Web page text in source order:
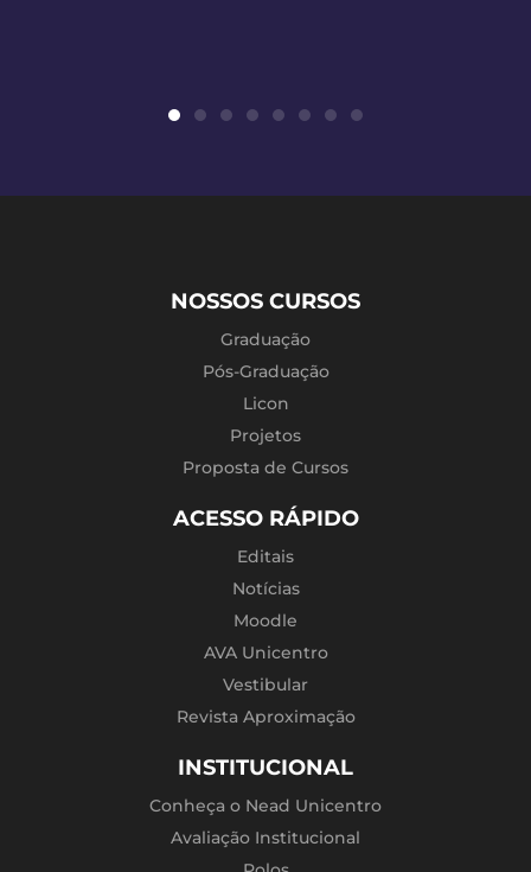
NOSSOS CURSOS
Graduação
Pós-Graduação
Licon
Projetos
Proposta de Cursos
ACESSO RÁPIDO
Editais
Notícias
Moodle
AVA Unicentro
Vestibular
Revista Aproximação
INSTITUCIONAL
Conheça o Nead Unicentro
Avaliação Institucional